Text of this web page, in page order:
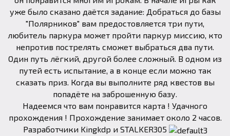
уже было сказано даётся задание: Добраться до базы
"Полярников" вам предостовляется три пути,
любитель паркура может пройти паркур миссию, кто
непротив пострелять сможет выбраться два пути.
Один путь лёгкий, другой более сложный. В одном из
путей есть испытание, а в конце если можно так
сказать приз. Когда вы выполните ряд квестов вы
попадёте на заброшенную базу.
Надеемся что вам понравится карта ! Удачного
прохождения ! Прохождение занимает около 2 часов.
Разработчики Kingkdp и STALKER305